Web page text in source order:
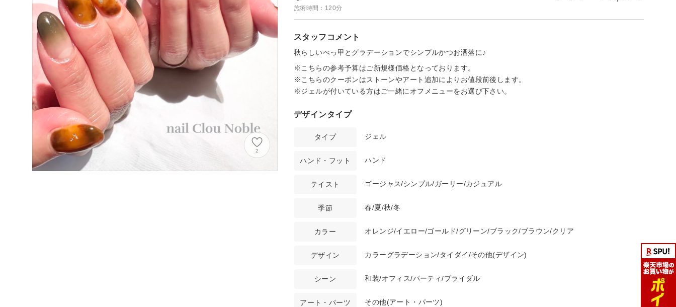
2
施術時間：120分
スタッフコメント
秋らしいべっ甲とグラデーションでシンプルかつお洒落に♪
※こちらの参考予算はご新規様価格となっております。
※こちらのクーポンはストーンやアート追加によりお値段前後します。
※ジェルが付いている方はご一緒にオフメニューをお選び下さい。
デザインタイプ
タイプ ジェル
ハンド・フット ハンド
テイスト ゴージャス/シンプル/ガーリー/カジュアル
季節 春/夏/秋/冬
カラー オレンジ/イエロー/ゴールド/グリーン/ブラック/ブラウン/クリア
デザイン カラーグラデーション/タイダイ/その他(デザイン)
シーン 和装/オフィス/パーティ/ブライダル
アート・パーツ その他(アート・パーツ)